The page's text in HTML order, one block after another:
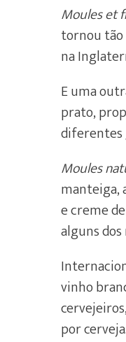
Moules et
tornou tão
na
E uma
prato,
diferentes
Moules
manteiga,
e creme
alguns
vinho
por cerveja.